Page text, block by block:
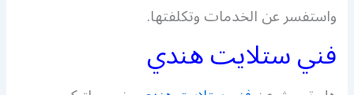
واستفسر عن الخدمات وتكلفتها.
فني ستلايت هندي